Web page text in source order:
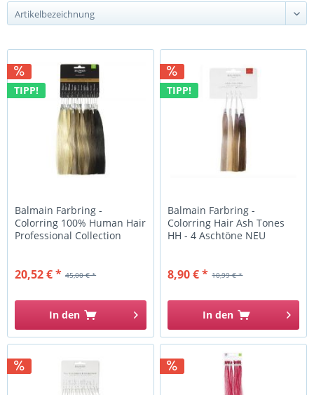
TIPP!
Balmain Farbring -
Colorring 100% Human Hair
Professional Collection
45,00 € *
20,52 € *
In den
TIPP!
Balmain Farbring -
Colorring Hair Ash Tones
HH - 4 Aschtöne NEU
10,99 € *
8,90 € *
In den